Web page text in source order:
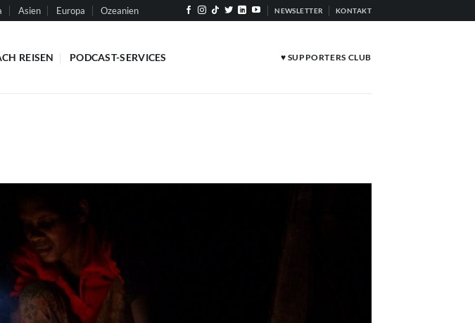
Asien Europa Ozeanien NEWSLETTER KONTAKT
REISEN PODCAST-SERVICES ♥ SUPPORTERS CLUB